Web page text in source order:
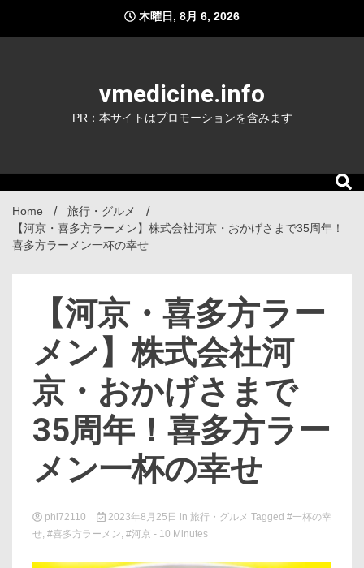
content
木曜日, 8月 6, 2026
vmedicine.info
PR：本サイトはプロモーションを含みます
Home
旅行・グルメ
【河京・喜多方ラーメン】株式会社河京・おかげさまで35周年！
喜多方ラーメン一杯の幸せ
【河京・喜多方ラー
メン】株式会社河
京・おかげさまで
35周年！喜多方ラー
メン一杯の幸せ
phi72110 2023年8月25日 in 旅行・グルメ Tagged #一杯の幸
せ, #喜多方ラーメン, #河京 - 10 Minutes